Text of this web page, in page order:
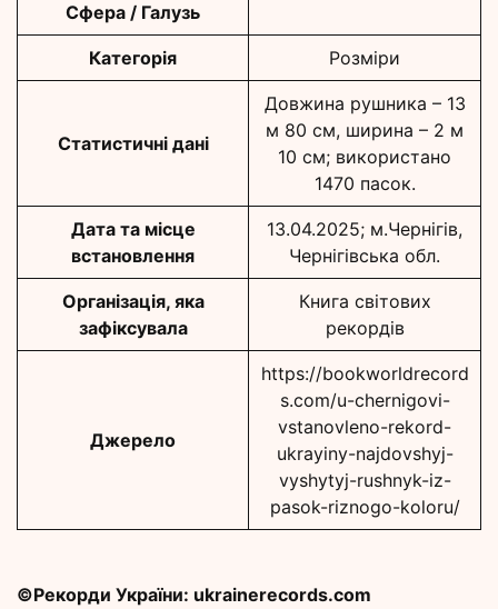
Сфера / Галузь
Категорія Розміри
Статистичні дані
Довжина рушника – 13
м 80 см, ширина – 2 м
10 см; використано
1470 пасок.
Дата та місце
встановлення
13.04.2025; м.Чернігів,
Чернігівська обл.
Організація, яка
зафіксувала
Книга світових
рекордів
Джерело
https://bookworldrecord
s.com/u-chernigovi-
vstanovleno-rekord-
ukrayiny-najdovshyj-
vyshytyj-rushnyk-iz-
pasok-riznogo-koloru/
©Рекорди України: ukrainerecords.com